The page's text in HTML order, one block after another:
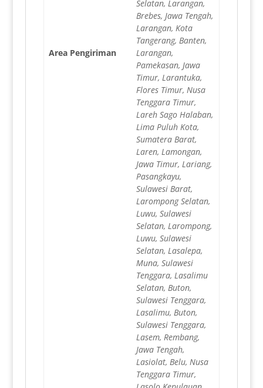
Area Pengiriman
Selatan, Larangan,
Brebes, Jawa Tengah,
Larangan, Kota
Tangerang, Banten,
Larangan,
Pamekasan, Jawa
Timur, Larantuka,
Flores Timur, Nusa
Tenggara Timur,
Lareh Sago Halaban,
Lima Puluh Kota,
Sumatera Barat,
Laren, Lamongan,
Jawa Timur, Lariang,
Pasangkayu,
Sulawesi Barat,
Larompong Selatan,
Luwu, Sulawesi
Selatan, Larompong,
Luwu, Sulawesi
Selatan, Lasalepa,
Muna, Sulawesi
Tenggara, Lasalimu
Selatan, Buton,
Sulawesi Tenggara,
Lasalimu, Buton,
Sulawesi Tenggara,
Lasem, Rembang,
Jawa Tengah,
Lasiolat, Belu, Nusa
Tenggara Timur,